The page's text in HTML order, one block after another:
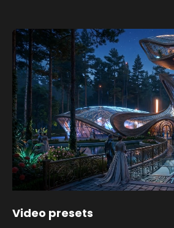
Video presets